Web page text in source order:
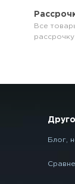
Все
Блог,